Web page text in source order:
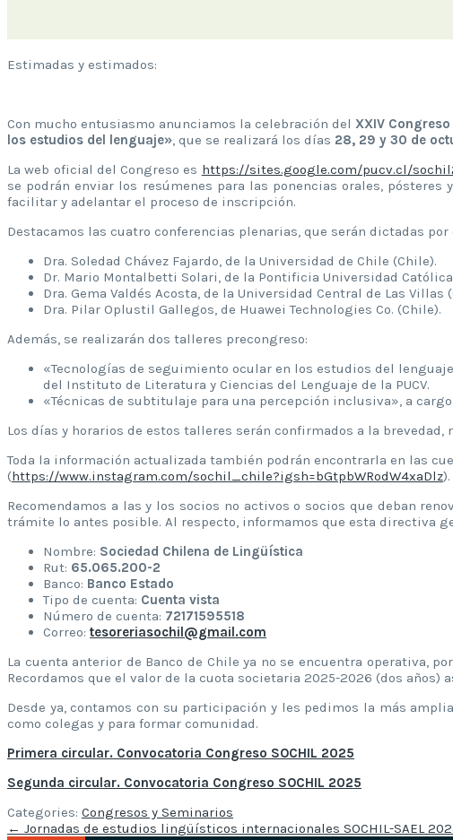
Estimadas y estimados:
Con mucho entusiasmo anunciamos la celebración del XXIV
los estudios del lenguaje», que se realizará los días 28, 29 y 30 de
La web oficial del Congreso es https://sites.google.com/pucv.cl/
se podrán enviar los resúmenes para las ponencias orales,
facilitar y adelantar el proceso de inscripción.
Destacamos las cuatro conferencias plenarias, que serán dictadas
Dra. Soledad Chávez Fajardo, de la Universidad de Chile (Chile).
Dr. Mario Montalbetti Solari, de la Pontificia Universidad
Dra. Gema Valdés Acosta, de la Universidad Central de Las Villas
Dra. Pilar Oplustil Gallegos, de Huawei Technologies Co. (Chile).
Además, se realizarán dos talleres precongreso:
«Tecnologías de seguimiento ocular en los estudios del
del Instituto de Literatura y Ciencias del Lenguaje de la PUCV.
«Técnicas de subtitulaje para una percepción inclusiva», a
Los días y horarios de estos talleres serán confirmados a la brevedad,
Toda la información actualizada también podrán encontrarla en las
(https://www.instagram.com/sochil_chile?igsh=bGtpbWRodW4xaDlz).
Recomendamos a las y los socios no activos o socios que deban
trámite lo antes posible. Al respecto, informamos que esta directiva
Nombre: Sociedad Chilena de Lingüística
Rut: 65.065.200-2
Banco: Banco Estado
Tipo de cuenta: Cuenta vista
Número de cuenta: 72171595518
Correo: tesoreriasochil@gmail.com
La cuenta anterior de Banco de Chile ya no se encuentra operativa,
Recordamos que el valor de la cuota societaria 2025-2026 (dos años)
Desde ya, contamos con su participación y les pedimos la más
como colegas y para formar comunidad.
Primera circular. Convocatoria Congreso SOCHIL 2025
Segunda circular. Convocatoria Congreso SOCHIL 2025
Categories: Congresos y Seminarios
Post
← Jornadas de estudios lingüísticos internacionales SOCHIL-SAEL